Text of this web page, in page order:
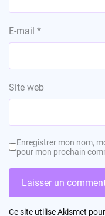
E-mail *
Site web
Enregistrer mon nom,
pour mon prochain
Ce site utilise Akismet